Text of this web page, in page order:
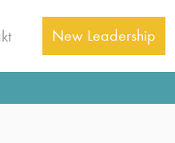
News Trends
Biosthétique Haarausfall
Stellenanzeigen
New Leadership